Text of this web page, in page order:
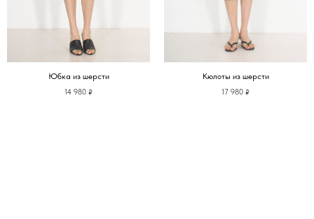
Юбка из шерсти
14 980 ₽
Кюлоты из шерсти
17 980 ₽